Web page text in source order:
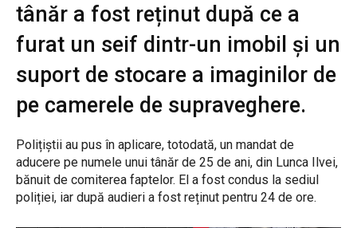
tânăr a fost reținut după ce a
furat un seif dintr-un imobil și un
suport de stocare a imaginilor de
pe camerele de supraveghere.
Polițiștii au pus în aplicare, totodată, un mandat de
aducere pe numele unui tânăr de 25 de ani, din Lunca Ilvei,
bănuit de comiterea faptelor. El a fost condus la sediul
poliției, iar după audieri a fost reținut pentru 24 de ore.